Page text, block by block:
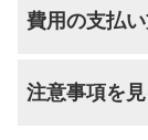
国籍
費用の支払
注意事項を